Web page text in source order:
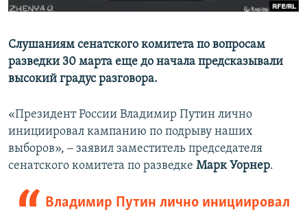
УКРАИНСКАЯ ПРОБЛЕМА КРЫМА
Слушаниям сенатского комитета по вопросам
разведки 30 марта еще до начала предсказывали
высокий градус разговора.
«Президент России Владимир Путин лично
инициировал кампанию по подрыву наших
выборов», ‒ заявил заместитель председателя
сенатского комитета по разведке Марк Уорнер.
Владимир Путин лично инициировал